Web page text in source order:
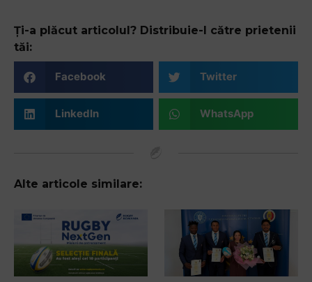
Ți-a plăcut articolul? Distribuie-l către prietenii
tăi:
Facebook Twitter
LinkedIn WhatsApp
Alte articole similare: